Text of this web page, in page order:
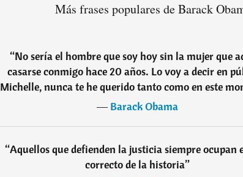
Más frases populares de Barack
“No sería el hombre que soy hoy sin la mujer que
casarse conmigo hace 20 años. Lo voy a decir en
Michelle, nunca te he querido tanto como en este
―Barack Obama
“Aquellos que defienden la justicia siempre ocupan
correcto de la historia”